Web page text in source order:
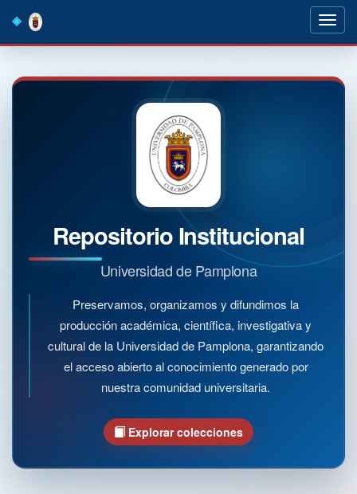
navigation
Repositorio Institucional
Universidad de Pamplona
Preservamos, organizamos y difundimos la
producción académica, científica, investigativa y
cultural de la Universidad de Pamplona, garantizando
el acceso abierto al conocimiento generado por
nuestra comunidad universitaria.
Explorar colecciones